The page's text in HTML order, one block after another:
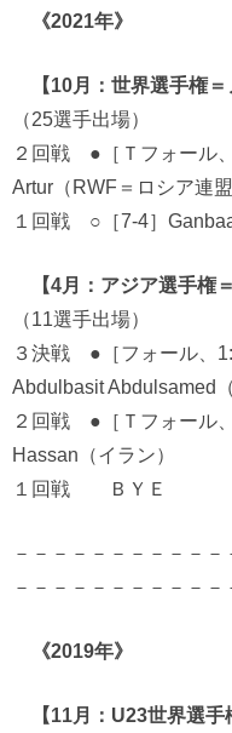
《2021年》
【10月：世界選手権＝
（25選手出場）
２回戦 ●［Ｔフォール
Artur（RWF＝ロシア連盟
１回戦 ○［7-4］
【4月：アジア選手権
（11選手出場）
３決戦 ●［フォール、
Abdulbasit Abdulsamed
２回戦 ●［Ｔフォール
Hassan（イラン）
１回戦 ＢＹＥ
－－－－－－－－－－
－－－－－－－－－－－
《2019年》
【11月：U23世界選